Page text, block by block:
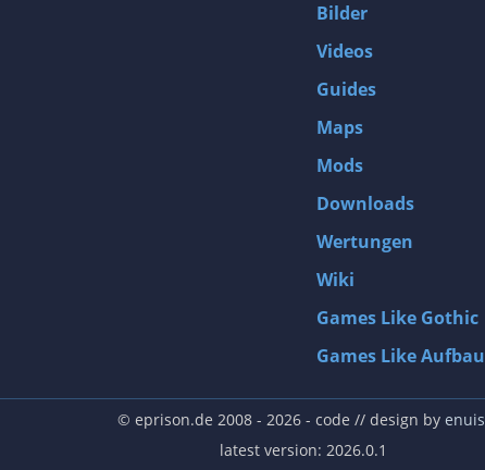
Bilder
Videos
Guides
Maps
Mods
Downloads
Wertungen
Wiki
Games Like Gothic
Games Like Aufbau
© eprison.de 2008 - 2026- code // design by enuis
latest version: 2026.0.1